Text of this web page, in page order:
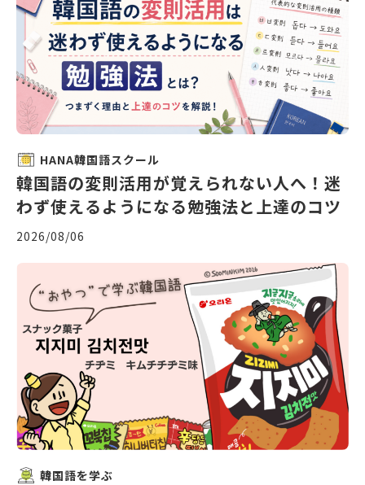
HANA韓国語スクール
韓国語の変則活用が覚えられない人へ！迷
わず使えるようになる勉強法と上達のコツ
2026/08/06
韓国語を学ぶ